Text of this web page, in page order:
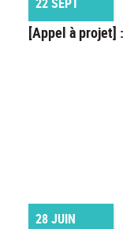
[Appel à projet]
28 JUIN